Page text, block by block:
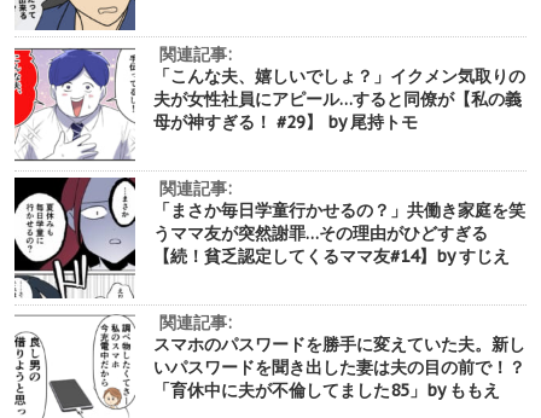
関連記事:
「こんな夫、嬉しいでしょ？」イクメン気取りの
夫が女性社員にアピール…すると同僚が【私の義
母が神すぎる！ #29】 by 尾持トモ
関連記事:
「まさか毎日学童行かせるの？」共働き家庭を笑
うママ友が突然謝罪…その理由がひどすぎる
【続！貧乏認定してくるママ友#14】by すじえ
関連記事:
スマホのパスワードを勝手に変えていた夫。新し
いパスワードを聞き出した妻は夫の目の前で！？
「育休中に夫が不倫してました85」by ももえ